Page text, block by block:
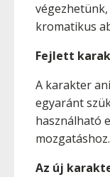
kromatikus
Fejlett
A karakter
egyaránt
használható
mozgatáshoz.
Az új